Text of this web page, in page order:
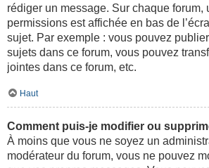
rédiger un message. Sur chaque forum,
permissions est affichée en bas de
sujet. Par exemple : vous pouvez
sujets dans ce forum, vous pouvez
jointes dans ce forum, etc.
Haut
Comment puis-je modifier ou
À moins que vous ne soyez un
modérateur du forum, vous ne pouvez